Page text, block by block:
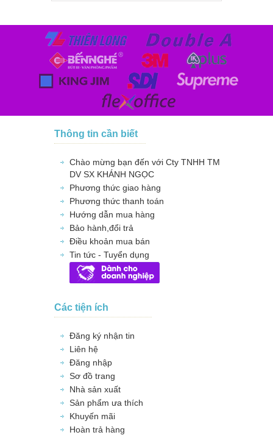
Thông tin cần biết
Chào mừng bạn đến với Cty TNHH TM
DV SX KHÁNH NGỌC
Phương thức giao hàng
Phương thức thanh toán
Hướng dẫn mua hàng
Bảo hành,đổi trả
Điều khoản mua bán
Tin tức - Tuyển dụng
Các tiện ích
Đăng ký nhận tin
Liên hệ
Đăng nhập
Sơ đồ trang
Nhà sản xuất
Sản phẩm ưa thích
Khuyến mãi
Hoàn trả hàng